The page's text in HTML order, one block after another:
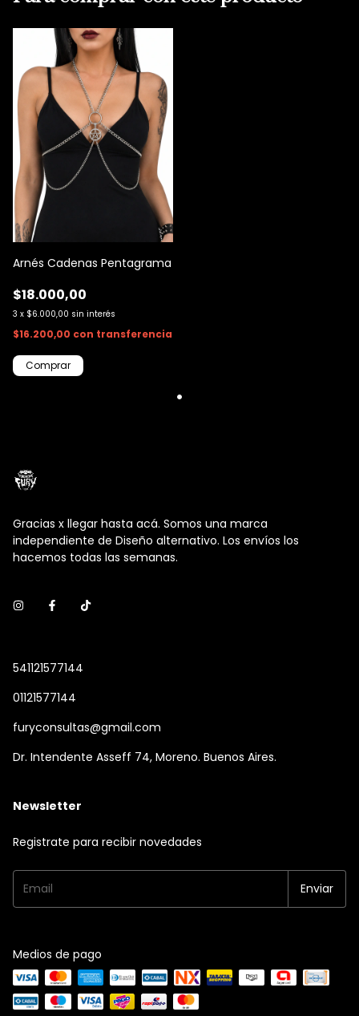
Arnés Cadenas Pentagrama
$18.000,00
3 x $6.000,00 sin interés
$16.200,00 con transferencia
Gracias x llegar hasta acá. Somos una marca
independiente de Diseño alternativo. Los envíos los
hacemos todas las semanas.
541121577144
01121577144
furyconsultas@gmail.com
Dr. Intendente Asseff 74, Moreno. Buenos Aires.
Newsletter
Registrate para recibir novedades
Medios de pago